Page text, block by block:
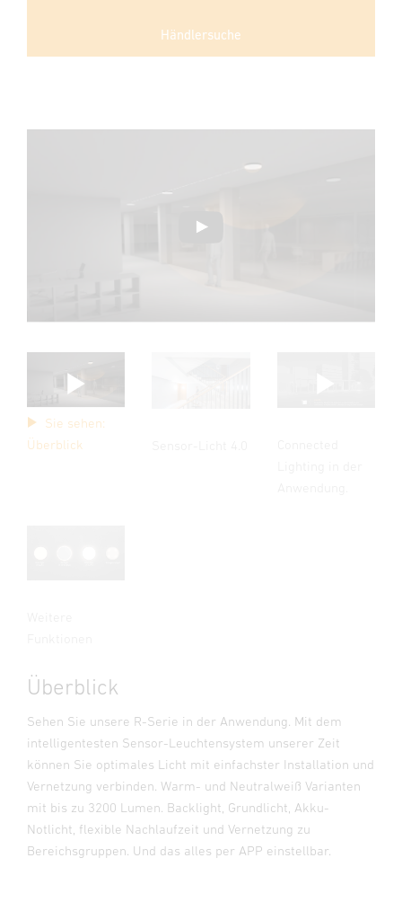
Händlersuche
Sie sehen:
Überblick
Überblick
Sehen Sie unsere R-Serie in der Anwendung. Mit dem
intelligentesten Sensor-Leuchtensystem unserer Zeit
können Sie optimales Licht mit einfachster Installation und
Vernetzung verbinden. Warm- und Neutralweiß Varianten
mit bis zu 3200 Lumen. Backlight, Grundlicht, Akku-
Notlicht, flexible Nachlaufzeit und Vernetzung zu
Bereichsgruppen. Und das alles per APP einstellbar.